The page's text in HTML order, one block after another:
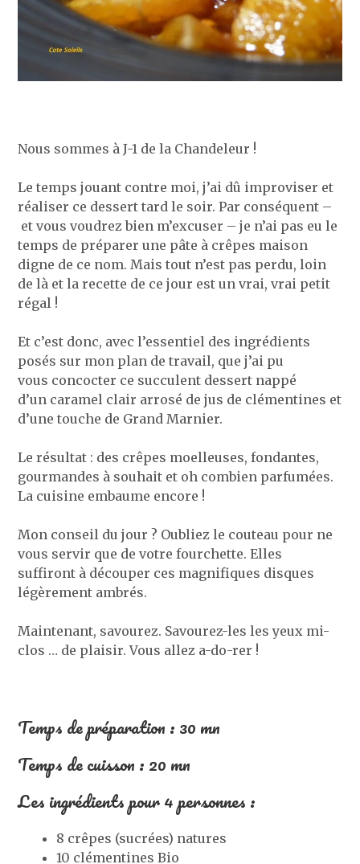
Nous sommes à J-1 de la Chandeleur !
Le temps jouant contre moi, j’ai dû improviser et
réaliser ce dessert tard le soir. Par conséquent –
et vous voudrez bien m’excuser – je n’ai pas eu le
temps de préparer une pâte à crêpes maison
digne de ce nom. Mais tout n’est pas perdu, loin
de là et la recette de ce jour est un vrai, vrai petit
régal !
Et c’est donc, avec l’essentiel des ingrédients
posés sur mon plan de travail, que j’ai pu
vous concocter ce succulent dessert nappé
d’un caramel clair arrosé de jus de clémentines et
d’une touche de Grand Marnier.
Le résultat : des crêpes moelleuses, fondantes,
gourmandes à souhait et oh combien parfumées.
La cuisine embaume encore !
Mon conseil du jour ? Oubliez le couteau pour ne
vous servir que de votre fourchette. Elles
suffiront à découper ces magnifiques disques
légèrement ambrés.
Maintenant, savourez. Savourez-les les yeux mi-
clos … de plaisir. Vous allez a-do-rer !
Temps de préparation : 30 mn
Temps de cuisson : 20 mn
Les ingrédients pour 4 personnes :
8 crêpes (sucrées) natures
10 clémentines Bio